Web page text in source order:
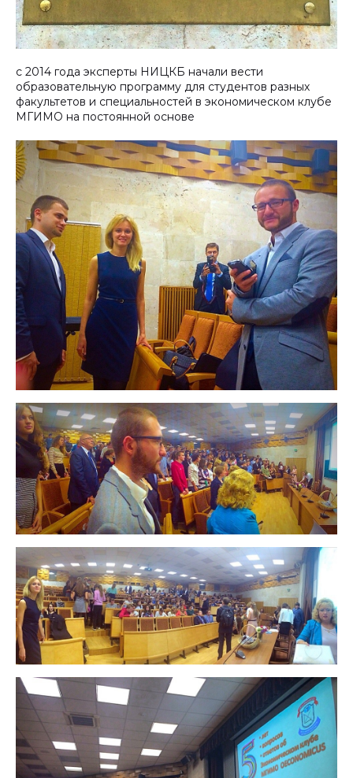
с 2014 года эксперты НИЦКБ начали вести
образовательную программу для студентов разных
факультетов и специальностей в экономическом клубе
МГИМО на постоянной основе